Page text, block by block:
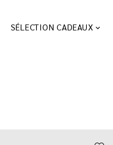
SÉLECTION CADEAUX